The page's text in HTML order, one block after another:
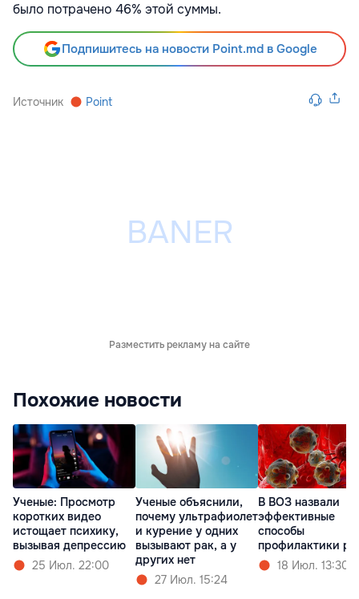
было потрачено 46% этой суммы.
Подпишитесь на новости Point.md в Google
Источник Point
Разместить рекламу на сайте
Похожие новости
Ученые: Просмотр
коротких видео
истощает психику,
вызывая депрессию
25 Июл. 22:00
Ученые объяснили,
почему ультрафиолет
и курение у одних
вызывают рак, а у
других нет
27 Июл. 15:24
В ВОЗ назвали
эффективные
способы
профилактики
18 Июл. 13:30